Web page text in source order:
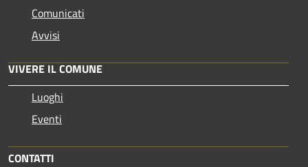
Comunicati
Avvisi
VIVERE IL COMUNE
Luoghi
Eventi
CONTATTI